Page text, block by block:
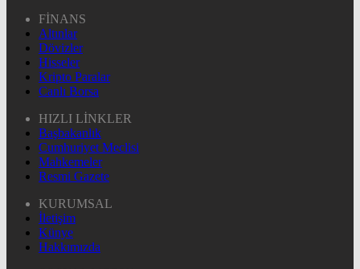
FİNANS
Altınlar
Dövizler
Hisseler
Kripto Paralar
Canlı Borsa
HIZLI LİNKLER
Başbakanlık
Cumhuriyet Meclisi
Mahkemeler
Resmi Gazete
KURUMSAL
İletişim
Künye
Hakkımızda